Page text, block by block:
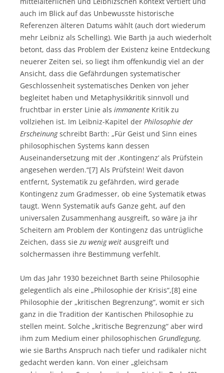
auch im Blick auf das Unbewusste historische
Referenzen älteren Datums wählt (auch dort wiederum
mehr Leibniz als Schelling). Wie Barth ja auch wiederholt
betont, dass das Problem der Existenz keine Entdeckung
neuerer Zeiten sei, so liegt ihm offenkundig viel an der
Ansicht, dass die Gefährdungen systematischer
Geschlossenheit systematisches Denken von jeher
begleitet haben und Metaphysikkritik sinnvoll und
fruchtbar in erster Linie als immanente Kritik zu
vollziehen ist. Im Leibniz-Kapitel der Philosophie der
Erscheinungschreibt Barth: „Für Geist und Sinn eines
philosophischen Systems kann dessen
Auseinandersetzung mit der ,Kontingenz‘ als Prüfstein
angesehen werden.“[7] Als Prüfstein! Weit davon
entfernt, Systematik zu gefährden, wird gerade
Kontingenz zum Gradmesser, ob eine Systematik etwas
taugt. Wenn Systematik aufs Ganze geht, auf den
universalen Zusammenhang ausgreift, so wäre ja ihr
Scheitern am Problem der Kontingenz das untrügliche
Zeichen, dass sie zu wenig weit ausgreift und
solchermassen ihre Bestimmung verfehlt.
Um das Jahr 1930 bezeichnet Barth seine Philosophie
gelegentlich als eine „Philosophie der Krisis“,[8] eine
Philosophie der „kritischen Begrenzung“, womit er sich
ganz in die Tradition der Kantischen Philosophie zu
stellen meint. Solche „kritische Begrenzung“ aber wird
ihm zum Medium einer philosophischen Grundlegung,
wie sie Barths Anspruch nach tiefer und radikaler nicht
gedacht werden kann. Von einer „gleichsam